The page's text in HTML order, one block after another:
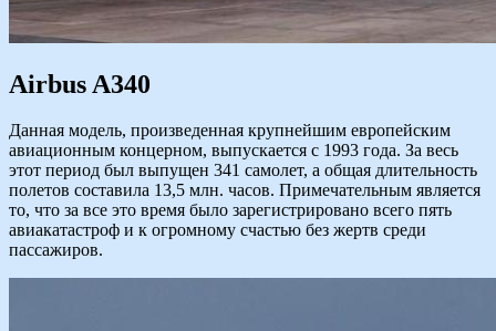
Airbus A340
Данная модель, произведенная крупнейшим европейским
авиационным концерном, выпускается с 1993 года. За весь
этот период был выпущен 341 самолет, а общая длительность
полетов составила 13,5 млн. часов. Примечательным является
то, что за все это время было зарегистрировано всего пять
авиакатастроф и к огромному счастью без жертв среди
пассажиров.